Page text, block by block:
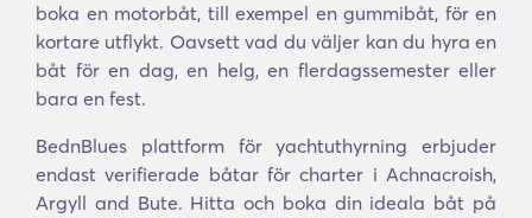
boka en motorbåt, till exempel en gummibåt, för en
kortare utflykt. Oavsett vad du väljer kan du hyra en
båt för en dag, en helg, en flerdagssemester eller
bara en fest.
BednBlues plattform för yachtuthyrning erbjuder
endast verifierade båtar för charter i Achnacroish,
Argyll and Bute. Hitta och boka din ideala båt på